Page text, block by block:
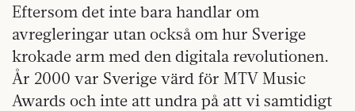
Eftersom det inte bara handlar om
avregleringar utan också om hur Sverige
krokade arm med den digitala revolutionen.
År 2000 var Sverige värd för MTV Music
Awards och inte att undra på att vi samtidigt